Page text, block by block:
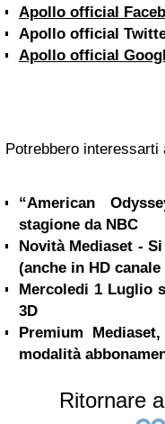
Apollo official
Apollo official
Apollo official
Potrebbero interessarti
“American
stagione da NBC
Novità Mediaset -
(anche in HD canale
Mercoledi 1 Luglio
3D
Premium
modalità
Ritornare